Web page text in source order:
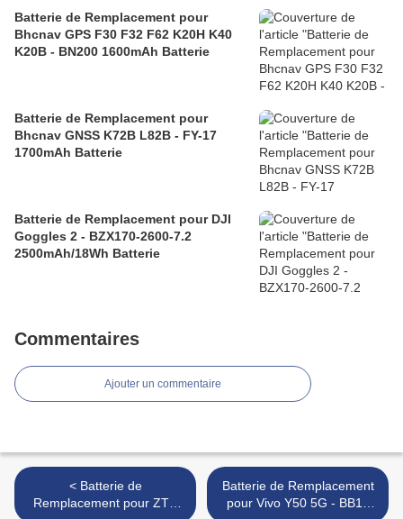
Batterie de Remplacement pour
Bhcnav GPS F30 F32 F62 K20H K40
K20B - BN200 1600mAh Batterie
Batterie de Remplacement pour
Bhcnav GNSS K72B L82B - FY-17
1700mAh Batterie
Batterie de Remplacement pour DJI
Goggles 2 - BZX170-2600-7.2
2500mAh/18Wh Batterie
Commentaires
Ajouter un commentaire
< Batterie de
Remplacement pour ZTE
Batterie de Remplacement
pour Vivo Y50 5G - BB15